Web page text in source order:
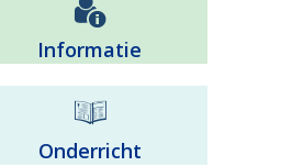
Informatie
Onderricht